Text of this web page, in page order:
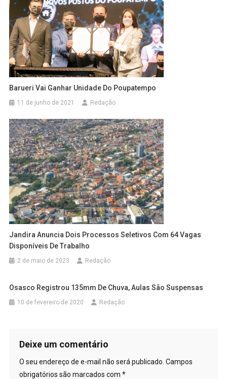
Barueri Vai Ganhar Unidade Do Poupatempo
11 de junho de 2021 Redação
Jandira Anuncia Dois Processos Seletivos Com 64 Vagas
Disponíveis De Trabalho
2 de maio de 2023 Redação
Osasco Registrou 135mm De Chuva, Aulas São Suspensas
10 de fevereiro de 2020 Redação
Deixe um comentário
O seu endereço de e-mail não será publicado. Campos
obrigatórios são marcados com *